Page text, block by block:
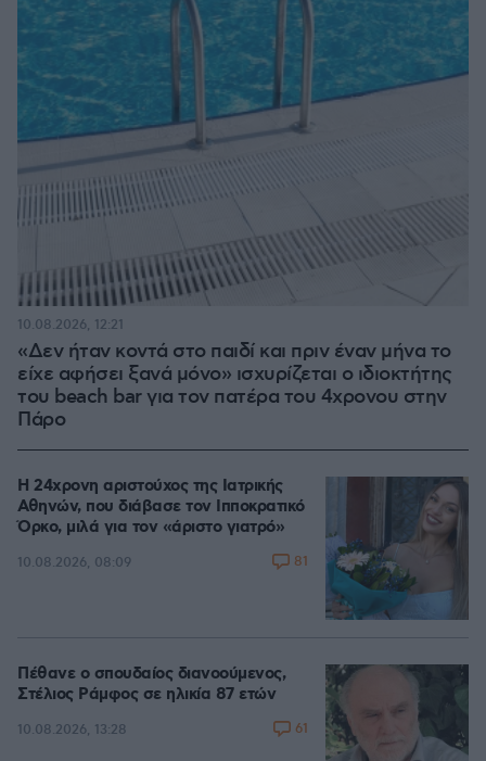
«Δεν ήταν κοντά στο παιδί και πριν έναν μήνα το
είχε αφήσει ξανά μόνο» ισχυρίζεται ο ιδιοκτήτης
του beach bar για τον πατέρα του 4χρονου στην
Πάρο
10.08.2026, 12:21
Η 24χρονη αριστούχος της Ιατρικής
Αθηνών, που διάβασε τον Ιπποκρατικό
Όρκο, μιλά για τον «άριστο γιατρό»
10.08.2026, 08:09 81
Πέθανε ο σπουδαίος διανοούμενος,
Στέλιος Ράμφος σε ηλικία 87 ετών
10.08.2026, 13:28 61